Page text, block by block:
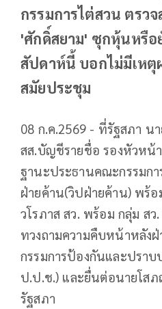
กรรมการไต่สวน ตรว
'ศักดิ์สยาม' ซุกหุ้นหรือ
สัปดาห์นี้ บอกไม่มีเหตุ
สมัยประชุม
08 ก.ค.2569 - ที่รัฐสภา น
สส.บัญชีรายชื่อ รองหัวหน้
ฐานะประธานคณะกรรมก
ฝ่ายค้าน(วิปฝ่ายค้าน) พร้
วโรภาส สว. พร้อม กลุ่ม สว
ทวงถามความคืบหน้าหลัง
กรรมการป้องกันและปรา
ป.ป.ช.) และยื่นต่อนายโส
รัฐสภา